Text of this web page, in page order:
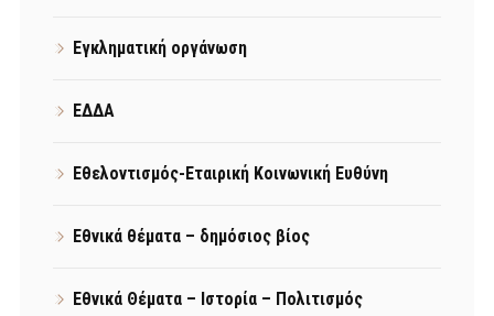
Εγκληματική οργάνωση
ΕΔΔΑ
Εθελοντισμός-Εταιρική Κοινωνική Ευθύνη
Εθνικά θέματα – δημόσιος βίος
Εθνικά Θέματα – Ιστορία – Πολιτισμός